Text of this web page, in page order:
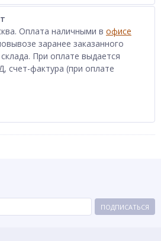
Оплата наличными в офисе
заранее заказанного
При оплате выдается
счет-фактура (при оплате
ПОДПИСАТЬСЯ